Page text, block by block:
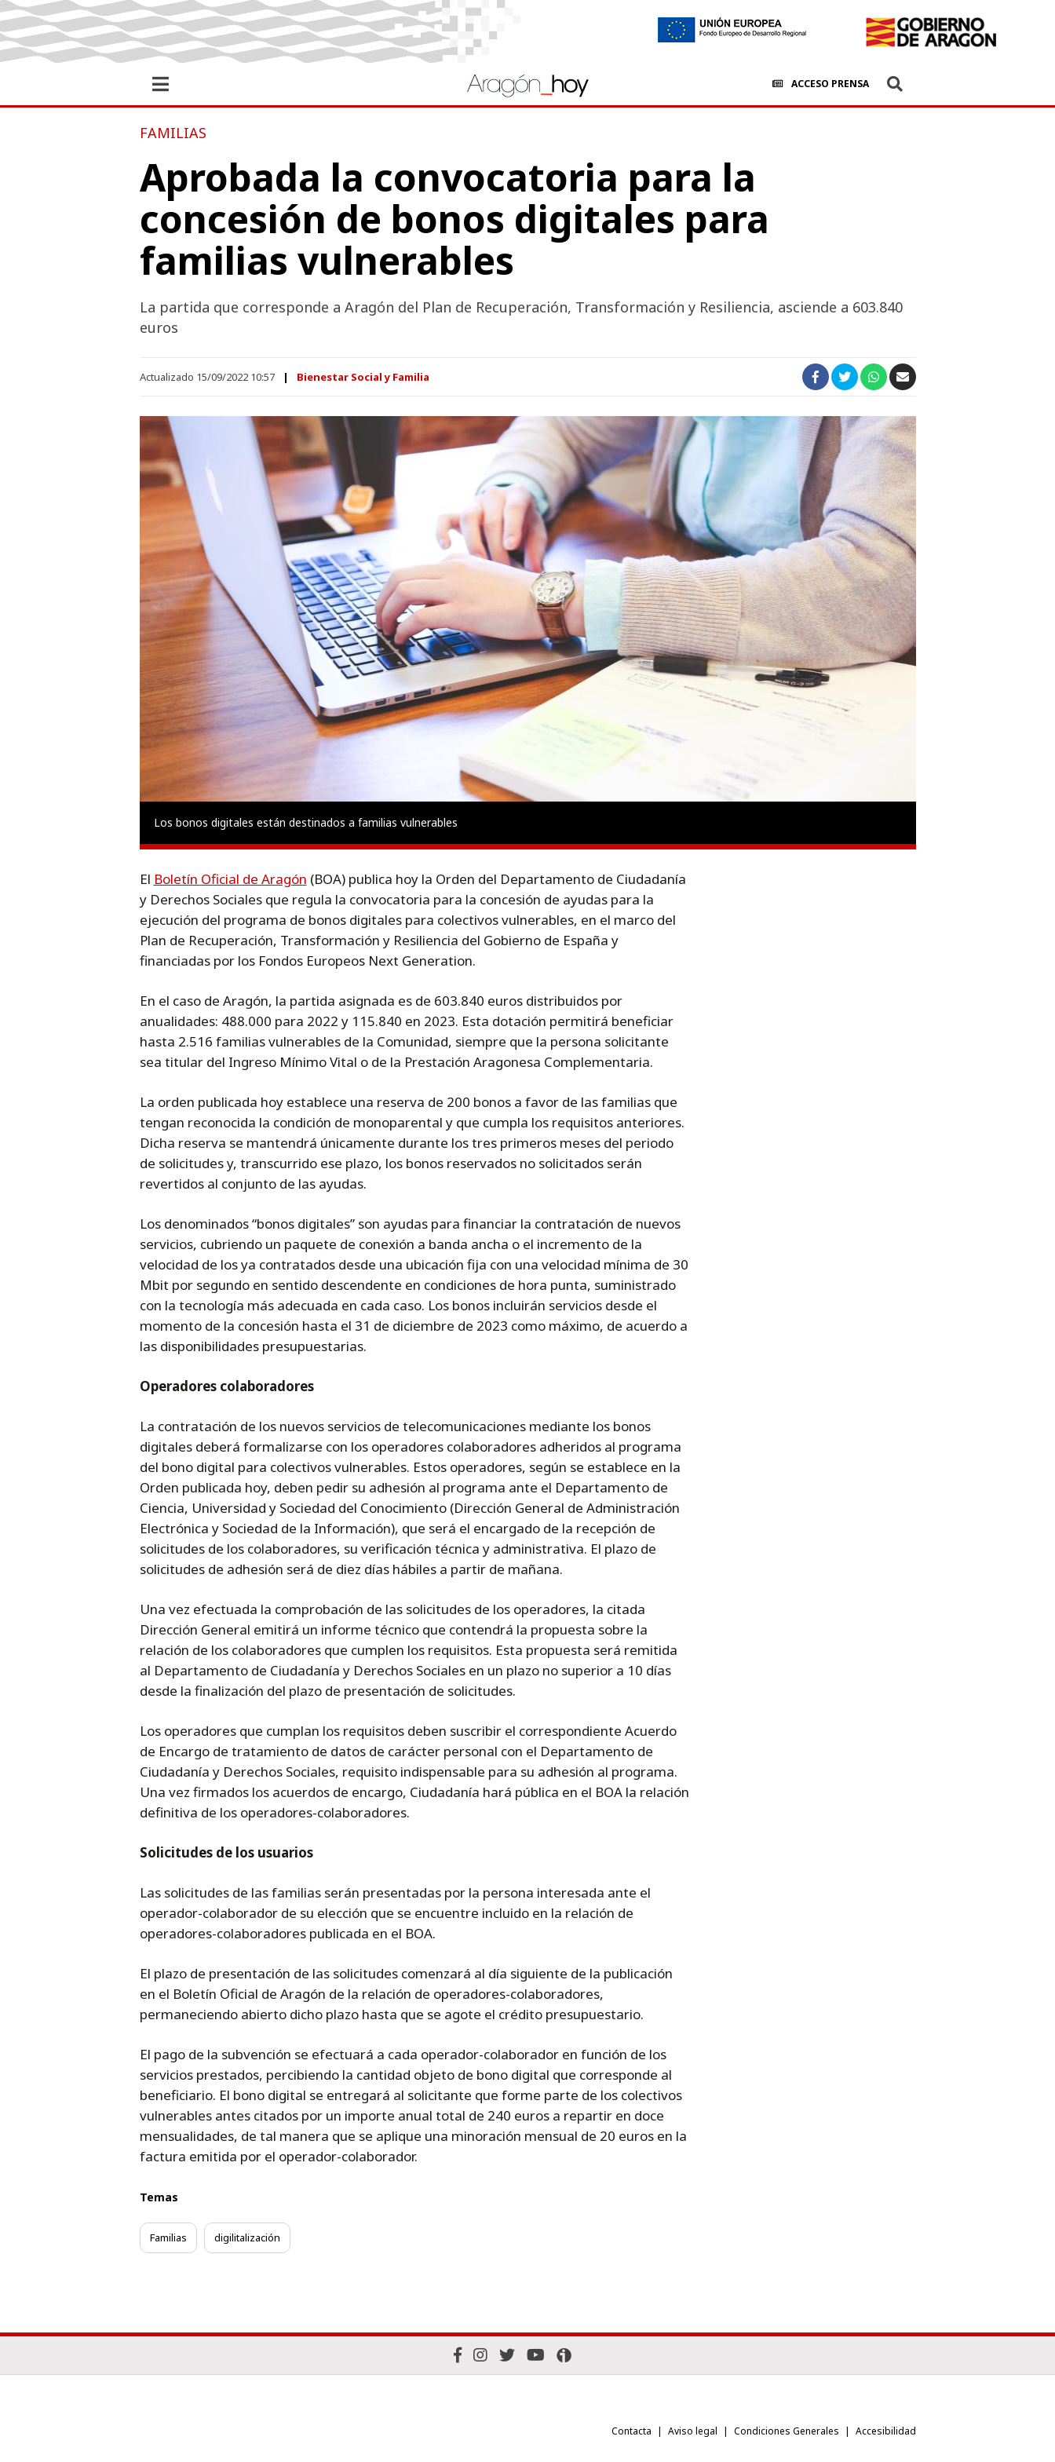
ACCESO PRENSA
FAMILIAS
Aprobada la convocatoria para la
concesión de bonos digitales para
familias vulnerables
La partida que corresponde a Aragón del Plan de Recuperación, Transformación y Resiliencia, asciende a 603.840
euros
Actualizado 15/09/2022 10:57 Bienestar Social y Familia
Los bonos digitales están destinados a familias vulnerables
El Boletín Oficial de Aragón (BOA) publica hoy la Orden del Departamento de Ciudadanía
y Derechos Sociales que regula la convocatoria para la concesión de ayudas para la
ejecución del programa de bonos digitales para colectivos vulnerables, en el marco del
Plan de Recuperación, Transformación y Resiliencia del Gobierno de España y
financiadas por los Fondos Europeos Next Generation.
En el caso de Aragón, la partida asignada es de 603.840 euros distribuidos por
anualidades: 488.000 para 2022 y 115.840 en 2023. Esta dotación permitirá beneficiar
hasta 2.516 familias vulnerables de la Comunidad, siempre que la persona solicitante
sea titular del Ingreso Mínimo Vital o de la Prestación Aragonesa Complementaria.
La orden publicada hoy establece una reserva de 200 bonos a favor de las familias que
tengan reconocida la condición de monoparental y que cumpla los requisitos anteriores.
Dicha reserva se mantendrá únicamente durante los tres primeros meses del periodo
de solicitudes y, transcurrido ese plazo, los bonos reservados no solicitados serán
revertidos al conjunto de las ayudas.
Los denominados “bonos digitales” son ayudas para financiar la contratación de nuevos
servicios, cubriendo un paquete de conexión a banda ancha o el incremento de la
velocidad de los ya contratados desde una ubicación fija con una velocidad mínima de 30
Mbit por segundo en sentido descendente en condiciones de hora punta, suministrado
con la tecnología más adecuada en cada caso. Los bonos incluirán servicios desde el
momento de la concesión hasta el 31 de diciembre de 2023 como máximo, de acuerdo a
las disponibilidades presupuestarias.
Operadores colaboradores
La contratación de los nuevos servicios de telecomunicaciones mediante los bonos
digitales deberá formalizarse con los operadores colaboradores adheridos al programa
del bono digital para colectivos vulnerables. Estos operadores, según se establece en la
Orden publicada hoy, deben pedir su adhesión al programa ante el Departamento de
Ciencia, Universidad y Sociedad del Conocimiento (Dirección General de Administración
Electrónica y Sociedad de la Información), que será el encargado de la recepción de
solicitudes de los colaboradores, su verificación técnica y administrativa. El plazo de
solicitudes de adhesión será de diez días hábiles a partir de mañana.
Una vez efectuada la comprobación de las solicitudes de los operadores, la citada
Dirección General emitirá un informe técnico que contendrá la propuesta sobre la
relación de los colaboradores que cumplen los requisitos. Esta propuesta será remitida
al Departamento de Ciudadanía y Derechos Sociales en un plazo no superior a 10 días
desde la finalización del plazo de presentación de solicitudes.
Los operadores que cumplan los requisitos deben suscribir el correspondiente Acuerdo
de Encargo de tratamiento de datos de carácter personal con el Departamento de
Ciudadanía y Derechos Sociales, requisito indispensable para su adhesión al programa.
Una vez firmados los acuerdos de encargo, Ciudadanía hará pública en el BOA la relación
definitiva de los operadores-colaboradores.
Solicitudes de los usuarios
Las solicitudes de las familias serán presentadas por la persona interesada ante el
operador-colaborador de su elección que se encuentre incluido en la relación de
operadores-colaboradores publicada en el BOA.
El plazo de presentación de las solicitudes comenzará al día siguiente de la publicación
en el Boletín Oficial de Aragón de la relación de operadores-colaboradores,
permaneciendo abierto dicho plazo hasta que se agote el crédito presupuestario.
El pago de la subvención se efectuará a cada operador-colaborador en función de los
servicios prestados, percibiendo la cantidad objeto de bono digital que corresponde al
beneficiario. El bono digital se entregará al solicitante que forme parte de los colectivos
vulnerables antes citados por un importe anual total de 240 euros a repartir en doce
mensualidades, de tal manera que se aplique una minoración mensual de 20 euros en la
factura emitida por el operador-colaborador.
Temas
Familias digilitalización
Contacta Aviso legal Condiciones Generales Accesibilidad